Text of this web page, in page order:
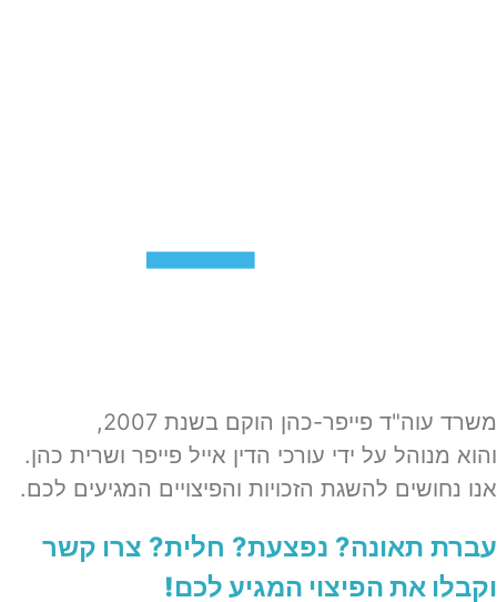
משרד עוה"ד פייפר-כהן הוקם בשנת 2007,
והוא מנוהל על ידי עורכי הדין אייל פייפר ושרית כהן.
אנו נחושים להשגת הזכויות והפיצויים המגיעים לכם.
עברת תאונה? נפצעת? חלית?​ צרו קשר
וקבלו את הפיצוי המגיע לכם!